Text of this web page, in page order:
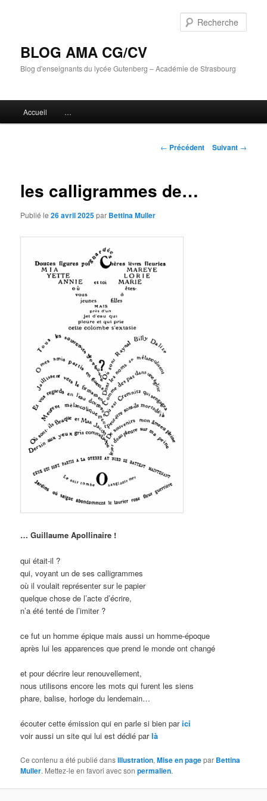
BLOG AMA CG/CV
Blog d'enseignants du lycée Gutenberg – Académie de Strasbourg
principal
Accueil …
Navigation
← Précédent Suivant →
les calligrammes de…
Publié le26 avril 2025par Bettina Muller
… Guillaume Apollinaire !
qui était-il ?
qui, voyant un de ses calligrammes
où il voulait représenter sur le papier
quelque chose de l’acte d’écrire,
n’a été tenté de l’imiter ?
ce fut un homme épique mais aussi un homme-époque
après lui les apparences que prend le monde ont changé
et pour décrire leur renouvellement,
nous utilisons encore les mots qui furent les siens
phare, balise, horloge du lendemain…
écouter cette émission qui en parle si bien parici
voir aussi un site qui lui est dédié parlà
Ce contenu a été publié dansIllustration,Mise en pagepar Bettina
Muller. Mettez-le en favori avec sonpermalien.